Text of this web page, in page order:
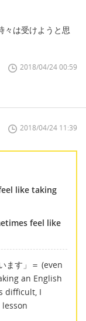
々は受けようと思
2018/04/24 00:59
2018/04/24 11:39
like taking
feel like
ます」＝ (even
an English
difficult, I